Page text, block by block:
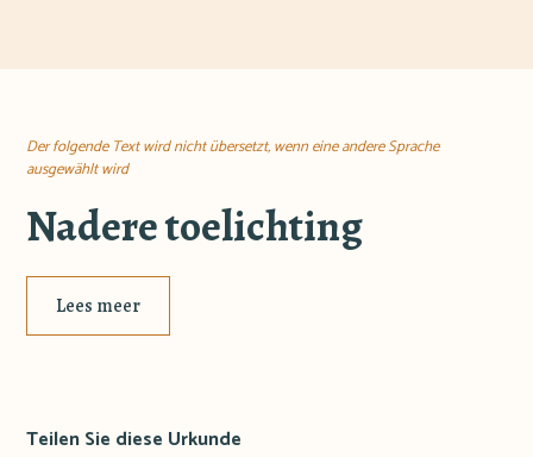
Der folgende Text wird nicht übersetzt, wenn eine andere Sprache
ausgewählt wird
Nadere toelichting
Lees meer
Teilen Sie diese Urkunde